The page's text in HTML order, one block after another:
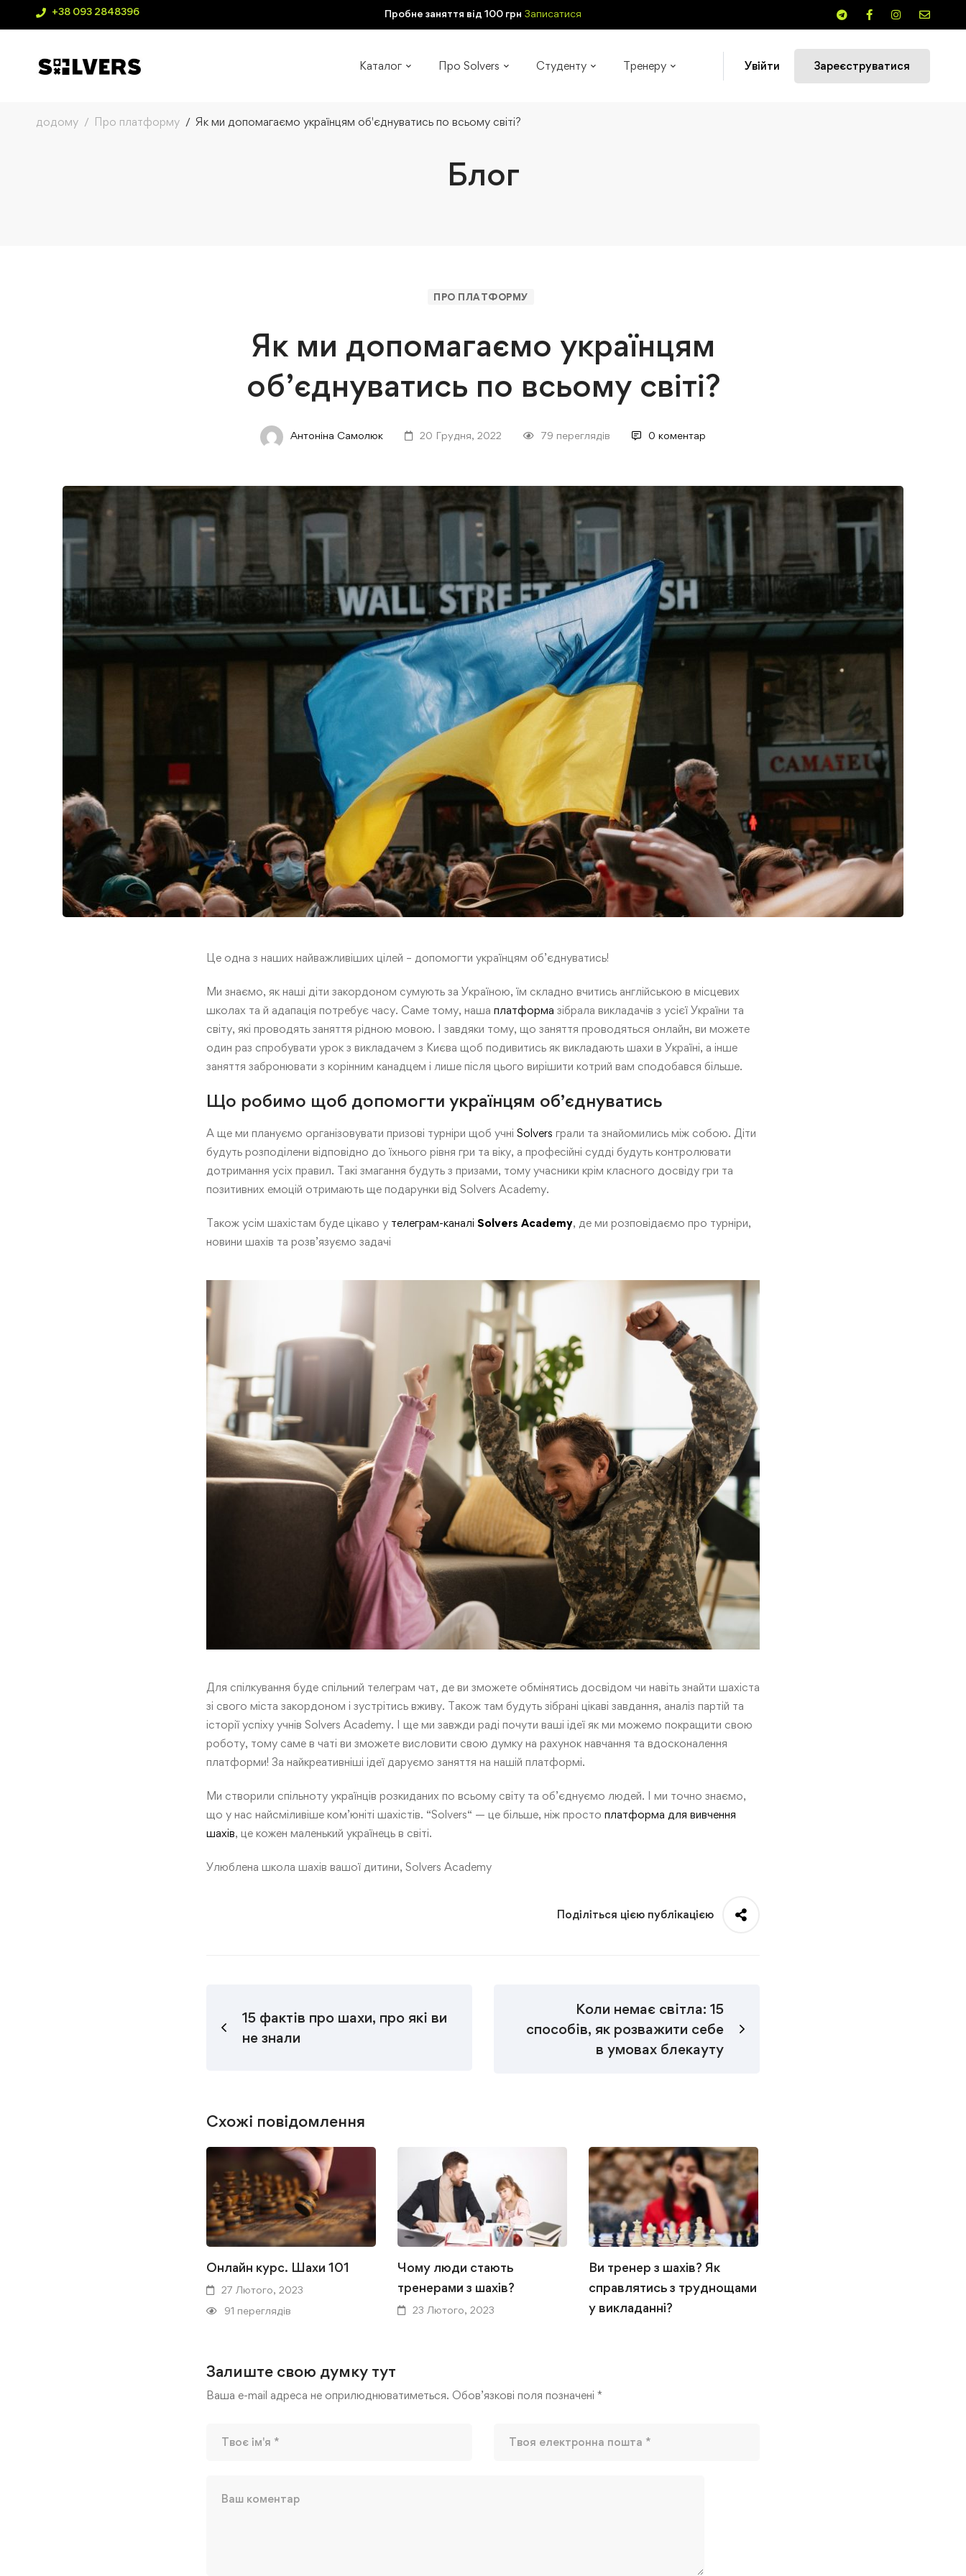
+38 093 2848396 Пробне заняття від 100 грн Записатися
Каталог Про Solvers Студенту Тренеру Увійти Зареєструватися
додому Про платформу Як ми допомагаємо українцям об'єднуватись по всьому світі?
Блог
ПРО ПЛАТФОРМУ
Як ми допомагаємо українцям
об’єднуватись по всьому світі?
Антоніна Самолюк 20 Грудня, 2022 79 переглядів 0 коментар
Це одна з наших найважливіших цілей – допомогти українцям об’єднуватись!
Ми знаємо, як наші діти закордоном сумують за Україною, їм складно вчитись англійською в місцевих
школах та й адапація потребує часу. Саме тому, наша платформа зібрала викладачів з усієї України та
світу, які проводять заняття рідною мовою. І завдяки тому, що заняття проводяться онлайн, ви можете
один раз спробувати урок з викладачем з Києва щоб подивитись як викладають шахи в Україні, а інше
заняття забронювати з корінним канадцем і лише після цього вирішити котрий вам сподобався більше.
Що робимо щоб допомогти українцям об’єднуватись
А ще ми плануємо організовувати призові турніри щоб учні Solvers грали та знайомились між собою. Діти
будуть розподілени відповідно до їхнього рівня гри та віку, а професійні судді будуть контролювати
дотримання усіх правил. Такі змагання будуть з призами, тому учасники крім класного досвіду гри та
позитивних емоцій отримають ще подарунки від Solvers Academy.
Також усім шахістам буде цікаво у телеграм-каналі Solvers Academy, де ми розповідаємо про турніри,
новини шахів та розв’язуємо задачі
Для спілкування буде спільний телеграм чат, де ви зможете обмінятись досвідом чи навіть знайти шахіста
зі свого міста закордоном і зустрітись вживу. Також там будуть зібрані цікаві завдання, аналіз партій та
історії успіху учнів Solvers Academy. І ще ми завжди раді почути ваші ідеї як ми можемо покращити свою
роботу, тому саме в чаті ви зможете висловити свою думку на рахунок навчання та вдосконалення
платформи! За найкреативніші ідеї даруємо заняття на нашій платформі.
Ми створили спільноту українців розкиданих по всьому світу та об’єднуємо людей. І ми точно знаємо,
що у нас найсміливіше ком’юніті шахістів. “Solvers“ — це більше, ніж просто платформа для вивчення
шахів, це кожен маленький українець в світі.
Улюблена школа шахів вашої дитини, Solvers Academy
Поділіться цією публікацією
15 фактів про шахи, про які ви
не знали
Коли немає світла: 15
способів, як розважити себе
в умовах блекауту
Схожі повідомлення
Онлайн курс. Шахи 101
27 Лютого, 2023
91 переглядів
Чому люди стають
тренерами з шахів?
23 Лютого, 2023
Ви тренер з шахів? Як
справлятись з труднощами
у викладанні?
Залиште свою думку тут
Ваша e-mail адреса не оприлюднюватиметься. Обов’язкові поля позначені *